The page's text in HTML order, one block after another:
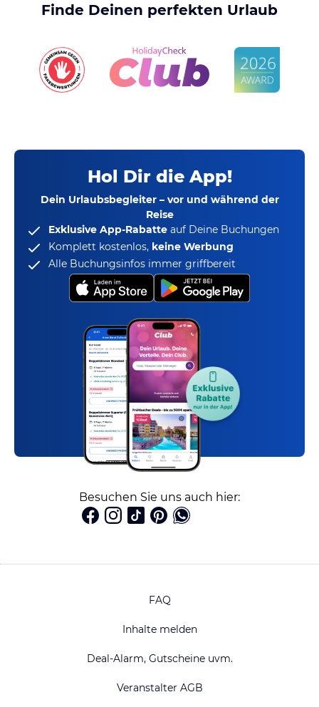
Finde Deinen perfekten Urlaub
Hol Dir die App!
Dein Urlaubsbegleiter – vor und während der
Reise
Exklusive App-Rabatte auf Deine Buchungen
Komplett kostenlos, keine Werbung
Alle Buchungsinfos immer griffbereit
Besuchen Sie uns auch hier:
FAQ
Inhalte melden
Deal-Alarm, Gutscheine uvm.
Veranstalter AGB